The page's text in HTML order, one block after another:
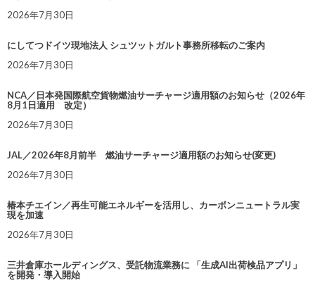
2026年7月30日
にしてつドイツ現地法人 シュツットガルト事務所移転のご案内
2026年7月30日
NCA／日本発国際航空貨物燃油サーチャージ適用額のお知らせ（2026年
8月1日適用 改定）
2026年7月30日
JAL／2026年8月前半 燃油サーチャージ適用額のお知らせ(変更)
2026年7月30日
椿本チエイン／再生可能エネルギーを活用し、カーボンニュートラル実
現を加速
2026年7月30日
三井倉庫ホールディングス、受託物流業務に 「生成AI出荷検品アプリ」
を開発・導入開始